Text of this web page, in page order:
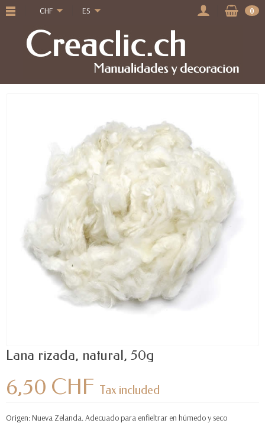
CHF ES 0
Lana rizada, natural, 50g
6,50 CHF Tax included
Origen: Nueva Zelanda. Adecuado para enfieltrar en húmedo y seco